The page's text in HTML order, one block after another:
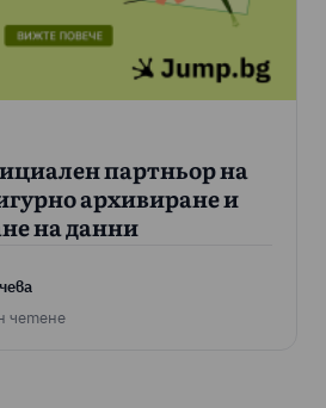
партньор на
архивиране и
на данни
четене